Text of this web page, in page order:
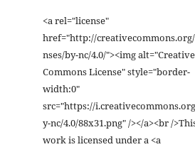
<a rel="license"
href="http://
nses/by-nc/4.0/"><img alt="Creative
Commons License" style="border-
width:0"
src="https://
y-nc/4.0/88x31.png" /></a><br /
work is licensed under a <a